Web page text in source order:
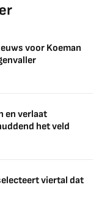
voor Koeman
en verlaat
het veld
viertal dat